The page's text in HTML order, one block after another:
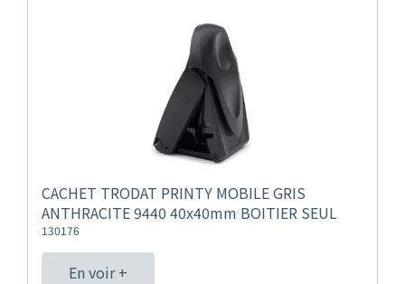
CACHET TRODAT PRINTY MOBILE GRIS
ANTHRACITE 9440 40x40mm BOITIER SEUL
130176
En voir +